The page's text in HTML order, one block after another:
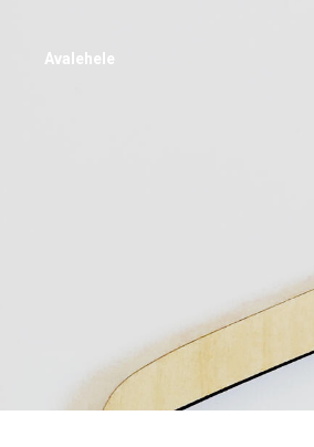
Avalehele